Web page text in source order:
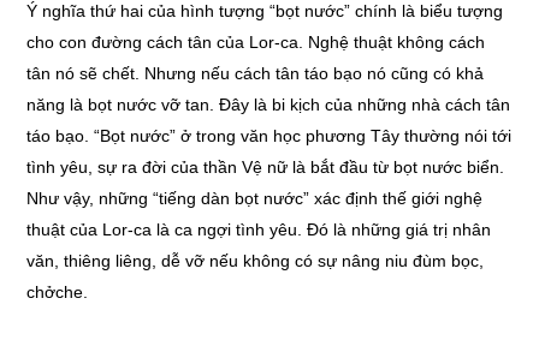
Ý nghĩa thứ hai của hình tượng “bọt nước” chính là biểu tượng
cho con đường cách tân của Lor-ca. Nghệ thuật không cách
tân nó sẽ chết. Nhưng nếu cách tân táo bạo nó cũng có khả
năng là bọt nước vỡ tan. Đây là bi kịch của những nhà cách tân
táo bạo. “Bọt nước” ở trong văn học phương Tây thường nói tới
tình yêu, sự ra đời của thần Vệ nữ là bắt đầu từ bọt nước biển.
Như vậy, những “tiếng dàn bọt nước” xác định thế giới nghệ
thuật của Lor-ca là ca ngợi tình yêu. Đó là những giá trị nhân
văn, thiêng liêng, dễ vỡ nếu không có sự nâng niu đùm bọc,
chởche.